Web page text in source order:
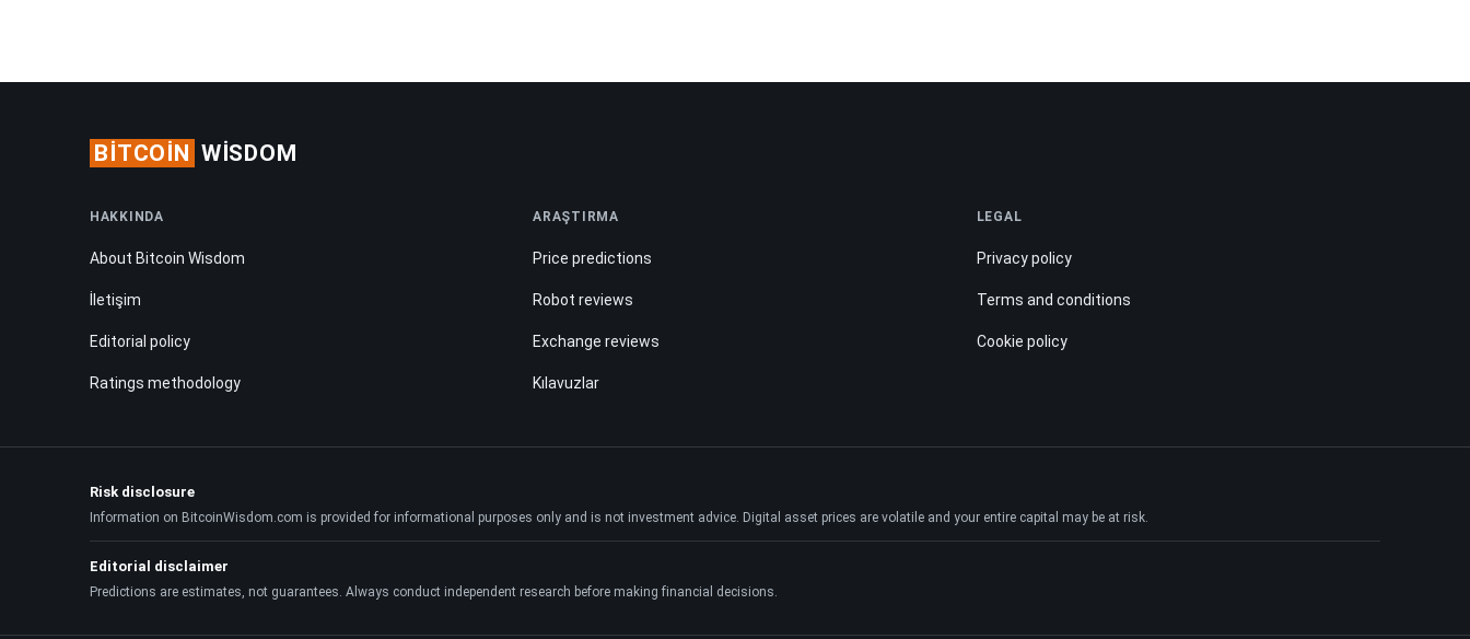
BITCOIN WISDOM
HAKKINDA
About Bitcoin Wisdom
İletişim
Editorial policy
Ratings methodology
ARAŞTIRMA
Price predictions
Robot reviews
Exchange reviews
Kılavuzlar
LEGAL
Privacy policy
Terms and conditions
Cookie policy
Risk disclosure
Information on BitcoinWisdom.com is provided for informational purposes only and is not investment advice. Digital asset prices are volatile and your entire capital may be at risk.
Editorial disclaimer
Predictions are estimates, not guarantees. Always conduct independent research before making financial decisions.